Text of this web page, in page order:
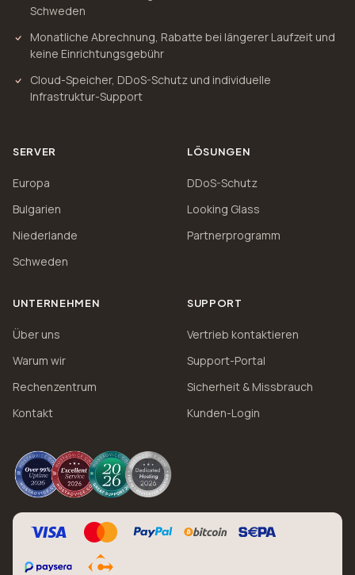
Schweden
Monatliche Abrechnung, Rabatte bei längerer Laufzeit und
keine Einrichtungsgebühr
Cloud-Speicher, DDoS-Schutz und individuelle
Infrastruktur-Support
SERVER
Europa
Bulgarien
Niederlande
Schweden
LÖSUNGEN
DDoS-Schutz
Looking Glass
Partnerprogramm
UNTERNEHMEN
Über uns
Warum wir
Rechenzentrum
Kontakt
SUPPORT
Vertrieb kontaktieren
Support-Portal
Sicherheit & Missbrauch
Kunden-Login